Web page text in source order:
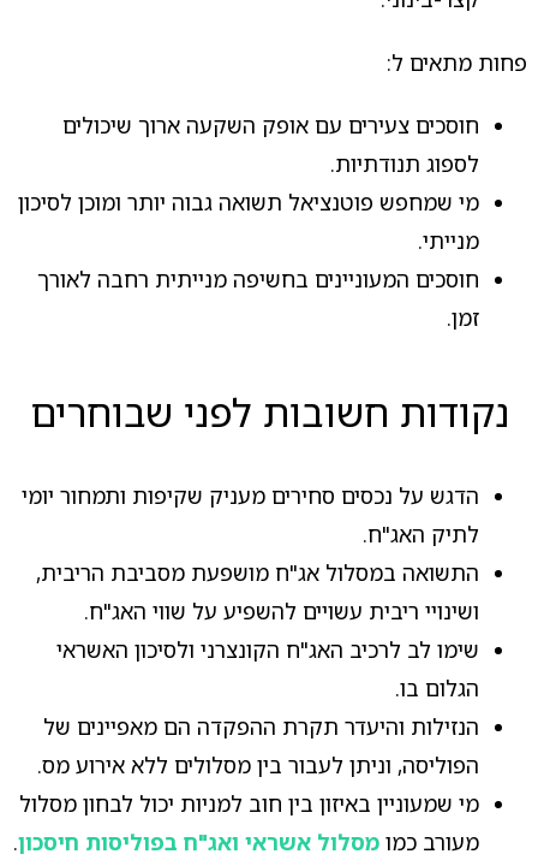
פחות מתאים ל:
חוסכים צעירים עם אופק השקעה ארוך שיכולים
לספוג תנודתיות.
מי שמחפש פוטנציאל תשואה גבוה יותר ומוכן לסיכון
מנייתי.
חוסכים המעוניינים בחשיפה מנייתית רחבה לאורך
זמן.
נקודות חשובות לפני שבוחרים
הדגש על נכסים סחירים מעניק שקיפות ותמחור יומי
לתיק האג"ח.
התשואה במסלול אג"ח מושפעת מסביבת הריבית,
ושינויי ריבית עשויים להשפיע על שווי האג"ח.
שימו לב לרכיב האג"ח הקונצרני ולסיכון האשראי
הגלום בו.
הנזילות והיעדר תקרת ההפקדה הם מאפיינים של
הפוליסה, וניתן לעבור בין מסלולים ללא אירוע מס.
מי שמעוניין באיזון בין חוב למניות יכול לבחון מסלול
מעורב כמו מסלול אשראי ואג"ח בפוליסות חיסכון.